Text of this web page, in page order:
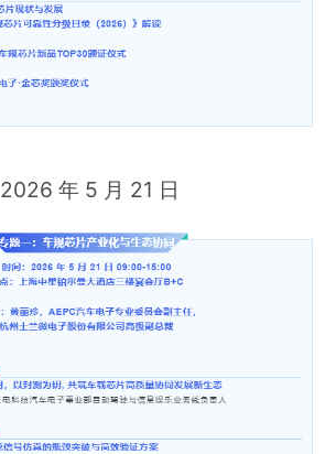
2026 年 5 月 21 日